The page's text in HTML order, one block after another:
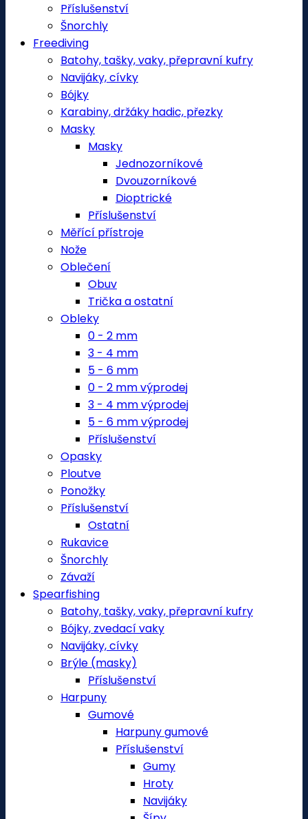
Příslušenství
Šnorchly
Freediving
Batohy, tašky, vaky, přepravní kufry
Navijáky, cívky
Bójky
Karabiny, držáky hadic, přezky
Masky
Masky
Jednozorníkové
Dvouzorníkové
Dioptrické
Příslušenství
Měřící přístroje
Nože
Oblečení
Obuv
Trička a ostatní
Obleky
0 - 2 mm
3 - 4 mm
5 - 6 mm
0 - 2 mm výprodej
3 - 4 mm výprodej
5 - 6 mm výprodej
Příslušenství
Opasky
Ploutve
Ponožky
Příslušenství
Ostatní
Rukavice
Šnorchly
Závaží
Spearfishing
Batohy, tašky, vaky, přepravní kufry
Bójky, zvedací vaky
Navijáky, cívky
Brýle (masky)
Příslušenství
Harpuny
Gumové
Harpuny gumové
Příslušenství
Gumy
Hroty
Navijáky